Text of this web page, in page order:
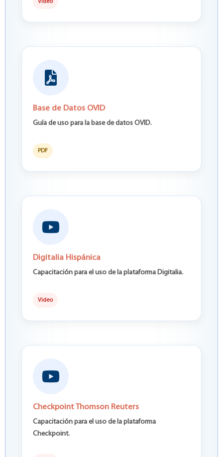
Video
Base de Datos OVID
Guía de uso para la base de datos OVID.
PDF
Digitalia Hispánica
Capacitación para el uso de la plataforma Digitalia.
Video
Checkpoint Thomson Reuters
Capacitación para el uso de la plataforma
Checkpoint.